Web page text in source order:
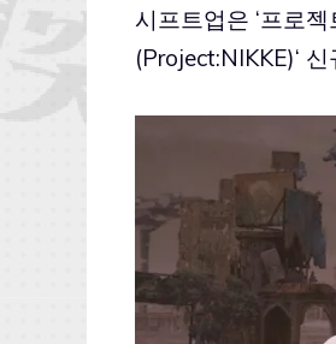
시프트업은 ‘프로젝
(Project:NIKKE)‘